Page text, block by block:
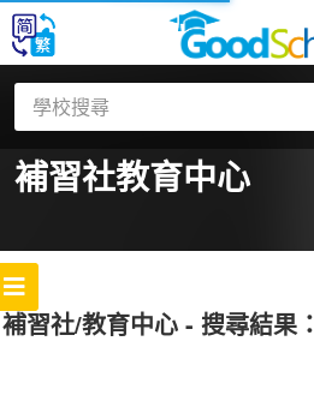
補習社教育中心
補習社/教育中心 - 搜尋結果：